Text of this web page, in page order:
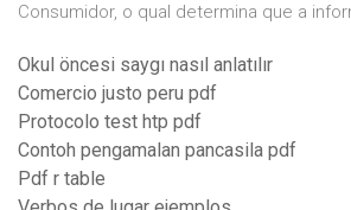
Consumidor, o qual determina que a
Okul öncesi saygı nasıl anlatılır
Comercio justo peru pdf
Protocolo test htp pdf
Contoh pengamalan pancasila pdf
Pdf r table